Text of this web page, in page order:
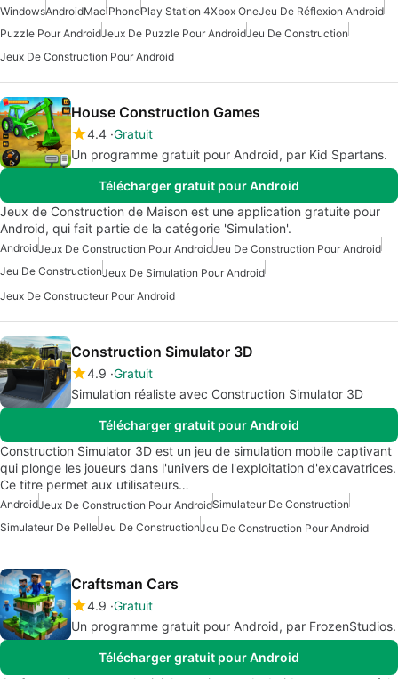
WindowsAndroidMaciPhonePlay Station 4Xbox OneJeu De Réflexion Android
Puzzle Pour AndroidJeux De Puzzle Pour AndroidJeu De Construction
Jeux De Construction Pour Android
House Construction Games
4.4 Gratuit
Un programme gratuit pour Android, par Kid Spartans.
Télécharger gratuit pour Android
Jeux de Construction de Maison est une application gratuite pour
Android, qui fait partie de la catégorie 'Simulation'.
AndroidJeux De Construction Pour AndroidJeu De Construction Pour Android
Jeu De ConstructionJeux De Simulation Pour Android
Jeux De Constructeur Pour Android
Construction Simulator 3D
4.9 Gratuit
Simulation réaliste avec Construction Simulator 3D
Télécharger gratuit pour Android
Construction Simulator 3D est un jeu de simulation mobile captivant
qui plonge les joueurs dans l'univers de l'exploitation d'excavatrices.
Ce titre permet aux utilisateurs…
AndroidJeux De Construction Pour AndroidSimulateur De Construction
Simulateur De PelleJeu De ConstructionJeu De Construction Pour Android
Craftsman Cars
4.9 Gratuit
Un programme gratuit pour Android, par FrozenStudios.
Télécharger gratuit pour Android